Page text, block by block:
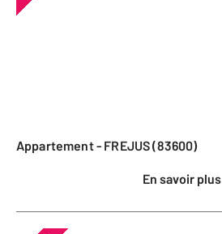
Appartement - FREJUS (83600)
En savoir plus